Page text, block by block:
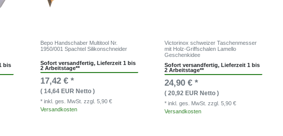
bis
Bepo Handschaber Multitool Nr.
1950/001 Spachtel Silikonschneider
Sofort versandfertig, Lieferzeit 1 bis
2 Arbeitstage**
17,42 € *
( 14,64 EUR Netto )
* inkl. ges. MwSt. zzgl. 5,90 €
Versandkosten
Victorinox schweizer Taschenmesser
mit Holz-Griffschalen Lamello
Geschenkidee
Sofort versandfertig, Lieferzeit 1 bis
2 Arbeitstage**
24,90 € *
( 20,92 EUR Netto )
* inkl. ges. MwSt.zzgl. 5,90 €
Versandkosten